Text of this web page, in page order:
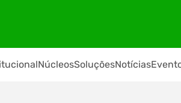
NúcleosSoluçõesNotícias